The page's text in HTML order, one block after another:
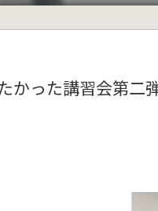
かった講習会第二